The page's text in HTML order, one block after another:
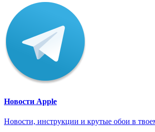
Новости Apple
Новости, инструкции и крутые обои в